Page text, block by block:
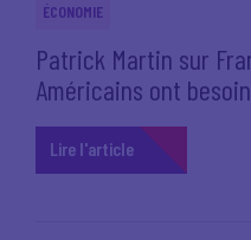
ÉCONOMIE
Patrick Martin sur
Américains ont
Lire l'article